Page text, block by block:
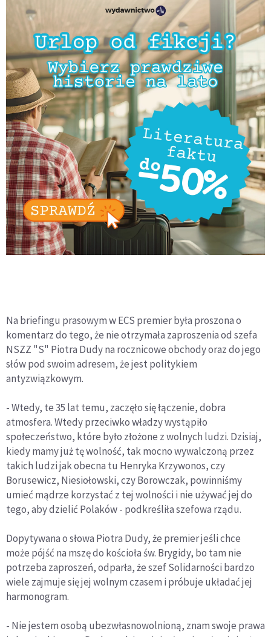
Na briefingu prasowym w ECS premier była proszona o
komentarz do tego, że nie otrzymała zaproszenia od szefa
NSZZ "S" Piotra Dudy na rocznicowe obchody oraz do jego
słów pod swoim adresem, że jest politykiem
antyzwiązkowym.
- Wtedy, te 35 lat temu, zaczęło się łączenie, dobra
atmosfera. Wtedy przeciwko władzy wystąpiło
społeczeństwo, które było złożone z wolnych ludzi. Dzisiaj,
kiedy mamy już tę wolność, tak mocno wywalczoną przez
takich ludzi jak obecna tu Henryka Krzywonos, czy
Borusewicz, Niesiołowski, czy Borowczak, powinniśmy
umieć mądrze korzystać z tej wolności i nie używać jej do
tego, aby dzielić Polaków - podkreśliła szefowa rządu.
Dopytywana o słowa Piotra Dudy, że premier jeśli chce
może pójść na mszę do kościoła św. Brygidy, bo tam nie
potrzeba zaproszeń, odparła, że szef Solidarności bardzo
wiele zajmuje się jej wolnym czasem i próbuje układać jej
harmonogram.
- Nie jestem osobą ubezwłasnowolnioną, znam swoje prawa